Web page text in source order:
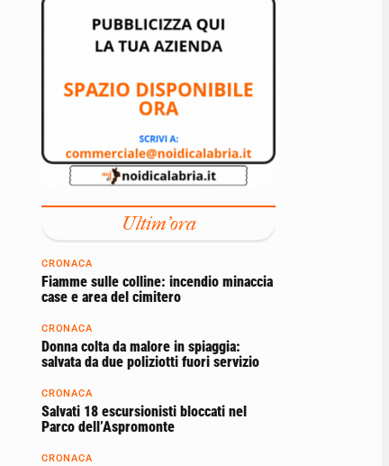
Ultim'ora
CRONACA
Fiamme sulle colline: incendio minaccia
case e area del cimitero
CRONACA
Donna colta da malore in spiaggia:
salvata da due poliziotti fuori servizio
CRONACA
Salvati 18 escursionisti bloccati nel
Parco dell’Aspromonte
CRONACA